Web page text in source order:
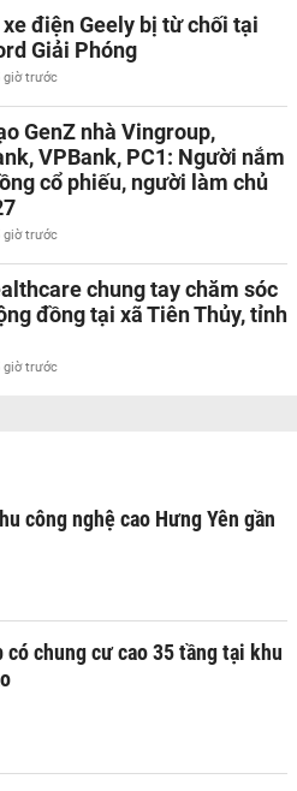
điện Geely bị từ chối tại
Giải Phóng
giờ trước
GenZ nhà Vingroup,
VPBank, PC1: Người nắm
cổ phiếu, người làm chủ
giờ trước
chung tay chăm sóc
đồng tại xã Tiên Thủy, tỉnh
giờ trước
công nghệ cao Hưng Yên gần
có chung cư cao 35 tầng tại khu